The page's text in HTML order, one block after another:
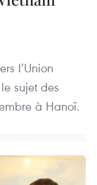
l’Union
sujet des
à Hanoï.